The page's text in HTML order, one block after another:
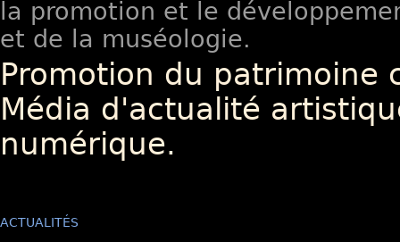
la promotion et le
et de la muséologie.
Promotion du patrimoine
Média d'actualité
numérique.
ACTUALITÉS